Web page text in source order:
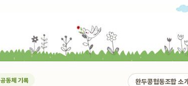
공동체 기록 완두콩협동조합 소